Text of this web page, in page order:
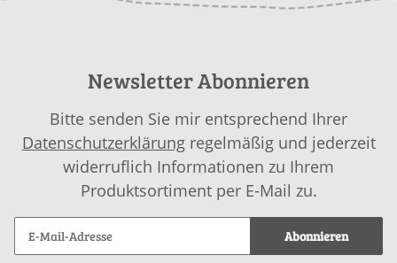
Newsletter Abonnieren
Bitte senden Sie mir entsprechend Ihrer
Datenschutzerklärungregelmäßig und jederzeit
widerruflich Informationen zu Ihrem
Produktsortiment per E-Mail zu.
Abonnieren